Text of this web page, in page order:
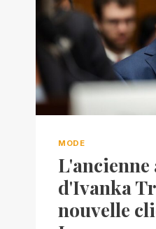
MODE
L'ancienne
d'Ivanka
nouvelle